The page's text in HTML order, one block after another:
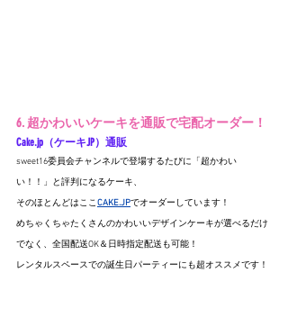
6. 超かわいいケーキを通販で宅配オーダー！
Cake.jp （ケーキJP）通販
sweet16委員会チャンネルで登場するたびに「超かわい
い！！」と評判になるケーキ、
そのほとんどはここCAKE.JPでオーダーしています！
めちゃくちゃたくさんのかわいいデザインケーキが選べるだけ
でなく、全国配送OK＆日時指定配送も可能！
レンタルスペースでの誕生日パーティーにも超オススメです！